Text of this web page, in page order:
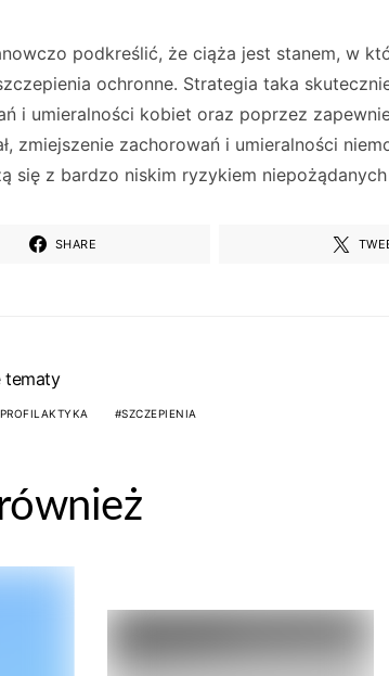
podkreślić, że ciąża jest stanem, w
ochronne. Strategia taka
i umieralności kobiet oraz poprzez
zmiejszenie zachorowań i umieralności
się z bardzo niskim ryzykiem
SHARE
tematy
PROFILAKTYKA SZCZEPIENIA